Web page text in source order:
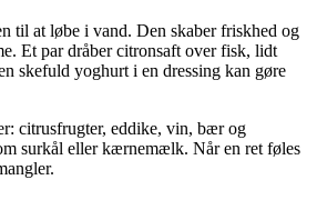
til at løbe i vand. Den skaber friskhed og
Et par dråber citronsaft over fisk, lidt
skefuld yoghurt i en dressing kan gøre
citrusfrugter, eddike, vin, bær og
surkål eller kærnemælk. Når en ret føles